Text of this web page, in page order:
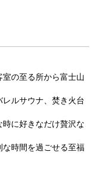
の至る所から富士山
ルサウナ、焚き火台
に好きなだけ贅沢な
な時間を過ごせる至福